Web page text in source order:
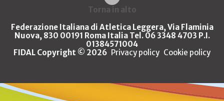
Torna in alto
Federazione Italiana di Atletica Leggera, Via Flaminia
Nuova, 830 00191 Roma Italia Tel. 06 3348 4703 P.I.
01384571004
FIDAL Copyright © 2026 Privacy policy Cookie policy